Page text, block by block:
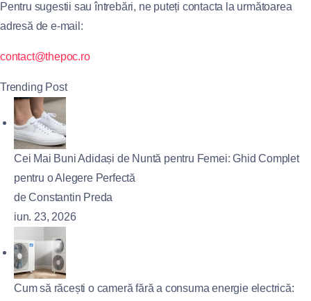
Pentru sugestii sau întrebări, ne puteți contacta la următoarea
adresă de e-mail:
contact@thepoc.ro
Trending Post
Cei Mai Buni Adidași de Nuntă pentru Femei: Ghid Complet
pentru o Alegere Perfectă
de Constantin Preda
iun. 23, 2026
Cum să răcești o cameră fără a consuma energie electrică: